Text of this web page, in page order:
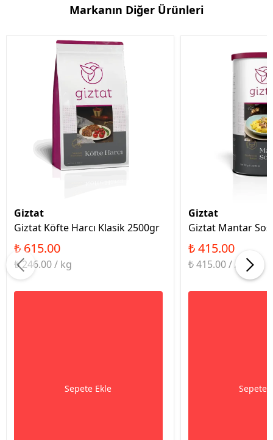
Markanın Diğer Ürünleri
Giztat
Giztat Köfte Harcı Klasik 2500gr
₺ 615.00
₺ 246.00 / kg
Sepete Ekle
Giztat
Giztat Mantar
₺ 415.00
₺ 415.00 / Adet
Sepete